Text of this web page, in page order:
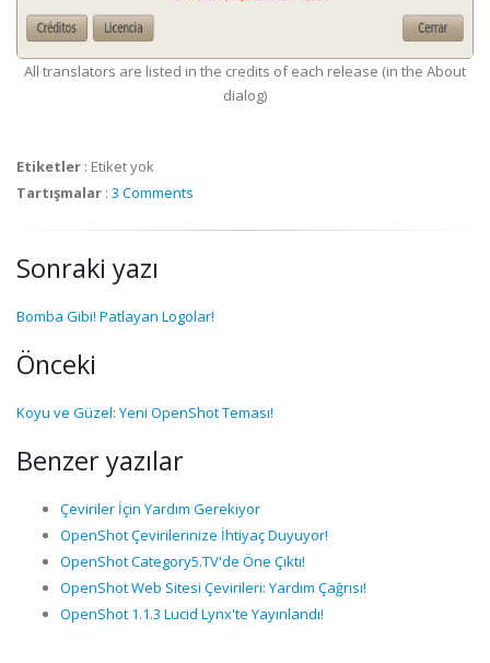
All translators are listed in the credits of each release (in the About
dialog)
Etiketler : Etiket yok
Tartışmalar : 3 Comments
Sonraki yazı
Bomba Gibi! Patlayan Logolar!
Önceki
Koyu ve Güzel: Yeni OpenShot Teması!
Benzer yazılar
Çeviriler İçin Yardım Gerekiyor
OpenShot Çevirilerinize İhtiyaç Duyuyor!
OpenShot Category5.TV'de Öne Çıktı!
OpenShot Web Sitesi Çevirileri: Yardım Çağrısı!
OpenShot 1.1.3 Lucid Lynx'te Yayınlandı!